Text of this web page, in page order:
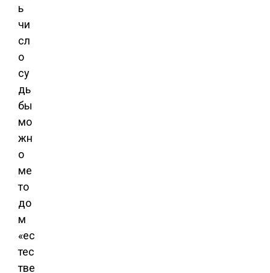
ь
чи
сл
о
су
дь
бы
мо
жн
о
ме
то
до
м
«ес
тес
тве